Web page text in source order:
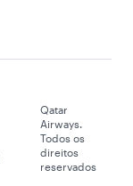
Qatar
Airways.
Todos os
direitos
reservados